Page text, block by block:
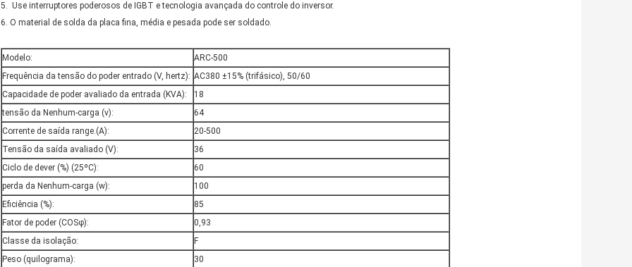
5. Use interruptores poderosos de IGBT e tecnologia avançada do controle do inversor.
6. O material de solda da placa fina, média e pesada pode ser soldado.
Modelo:
ARC-500
Frequência da tensão do poder entrado (V, hertz): AC380 ±15% (trifásico), 50/60
Capacidade de poder avaliado da entrada (KVA):
18
tensão da Nenhum-carga (v):
64
Corrente de saída range.(A):
20-500
Tensão da saída avaliado (V):
36
Ciclo de dever (%) (25ºC):
60
perda da Nenhum-carga (w):
100
Eficiência (%):
85
Fator de poder (COSφ):
0,93
Classe da isolação:
F
Peso (quilograma):
30